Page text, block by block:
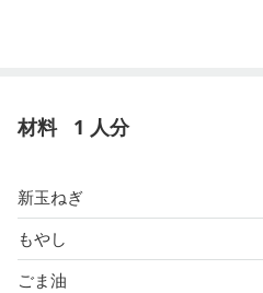
材料 1 人分
新玉ねぎ
もやし
ごま油